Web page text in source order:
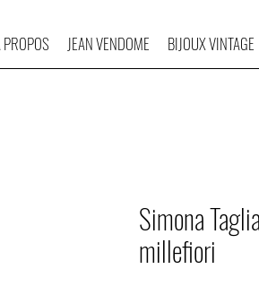
JEAN VENDOME BIJOUX VINTAGE
Simona
millefiori